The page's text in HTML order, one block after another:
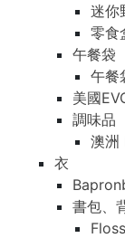
迷你
零食
午餐袋
午餐
美國
調味品
澳洲
衣
書包、